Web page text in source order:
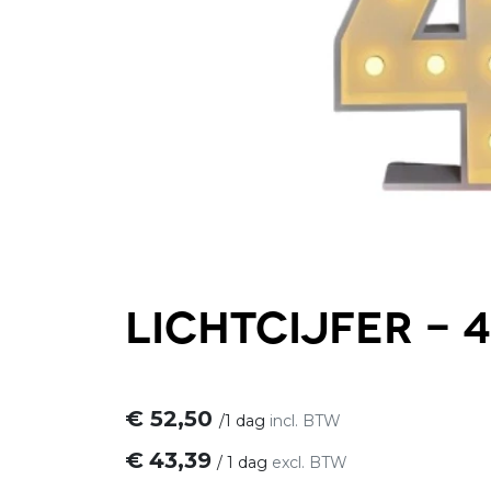
Lichtcijfer -
€ 52,50 /1 dag incl. BTW
€ 43,39 / 1 dag excl. BTW